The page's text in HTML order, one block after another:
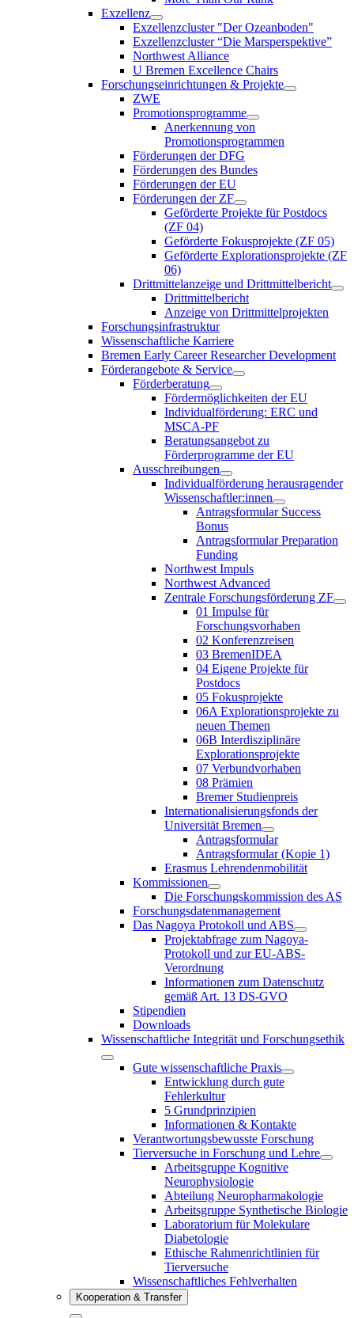
Exzellenz
Exzellenzcluster "Der Ozeanboden"
Exzellenzcluster “Die Marsperspektive”
Northwest Alliance
U Bremen Excellence Chairs
Forschungseinrichtungen & Projekte
ZWE
Promotionsprogramme
Anerkennung von
Promotionsprogrammen
Förderungen der DFG
Förderungen des Bundes
Förderungen der EU
Förderungen der ZF
Geförderte Projekte für Postdocs
(ZF 04)
Geförderte Fokusprojekte (ZF 05)
Geförderte Explorationsprojekte (ZF
06)
Drittmittelanzeige und Drittmittelbericht
Drittmittelbericht
Anzeige von Drittmittelprojekten
Forschungsinfrastruktur
Wissenschaftliche Karriere
Bremen Early Career Researcher Development
Förderangebote & Service
Förderberatung
Fördermöglichkeiten der EU
Individualförderung: ERC und
MSCA-PF
Beratungsangebot zu
Förderprogramme der EU
Ausschreibungen
Individualförderung herausragender
Wissenschaftler:innen
Antragsformular Success
Bonus
Antragsformular Preparation
Funding
Northwest Impuls
Northwest Advanced
Zentrale Forschungsförderung ZF
01 Impulse für
Forschungsvorhaben
02 Konferenzreisen
03 BremenIDEA
04 Eigene Projekte für
Postdocs
05 Fokusprojekte
06A Explorationsprojekte zu
neuen Themen
06B Interdisziplinäre
Explorationsprojekte
07 Verbundvorhaben
08 Prämien
Bremer Studienpreis
Internationalisierungsfonds der
Universität Bremen
Antragsformular
Antragsformular (Kopie 1)
Erasmus Lehrendenmobilität
Kommissionen
Die Forschungskommission des AS
Forschungsdatenmanagement
Das Nagoya Protokoll und ABS
Projektabfrage zum Nagoya-
Protokoll und zur EU-ABS-
Verordnung
Informationen zum Datenschutz
gemäß Art. 13 DS-GVO
Stipendien
Downloads
Wissenschaftliche Integrität und Forschungsethik
Gute wissenschaftliche Praxis
Entwicklung durch gute
Fehlerkultur
5 Grundprinzipien
Informationen & Kontakte
Verantwortungsbewusste Forschung
Tierversuche in Forschung und Lehre
Arbeitsgruppe Kognitive
Neurophysiologie
Abteilung Neuropharmakologie
Arbeitsgruppe Synthetische Biologie
Laboratorium für Molekulare
Diabetologie
Ethische Rahmenrichtlinien für
Tierversuche
Wissenschaftliches Fehlverhalten
Kooperation & Transfer